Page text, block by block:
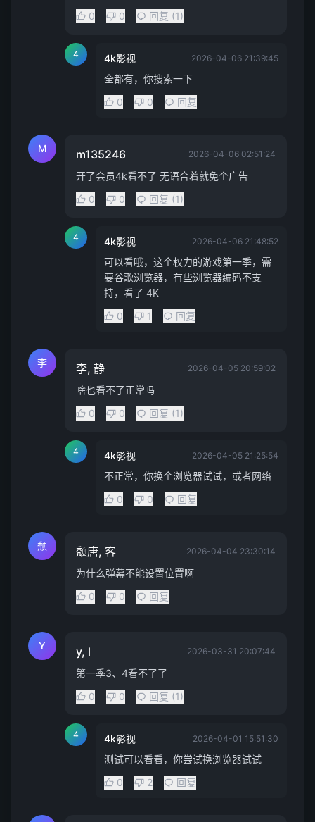
0
0 回复 (1)
4 4k影视 2026-04-06 21:39:45
全都有，你搜索一下
0
0 回复
M m135246 2026-04-06 02:51:24
开了会员4k看不了 无语合着就免个广告
0
0 回复 (1)
4 4k影视 2026-04-06 21:48:52
可以看哦，这个权力的游戏第一季，需
要谷歌浏览器，有些浏览器编码不支
持，看了 4K
0
1 回复
李 李, 静 2026-04-05 20:59:02
啥也看不了正常吗
0
0 回复 (1)
4 4k影视 2026-04-05 21:25:54
不正常，你换个浏览器试试，或者网络
0
0 回复
颓 颓唐, 客 2026-04-04 23:30:14
为什么弹幕不能设置位置啊
0
0 回复
Y y, l 2026-03-31 20:07:44
第一季3、4看不了了
0
0 回复 (1)
4 4k影视 2026-04-01 15:51:30
测试可以看看，你尝试换浏览器试试
0
2 回复